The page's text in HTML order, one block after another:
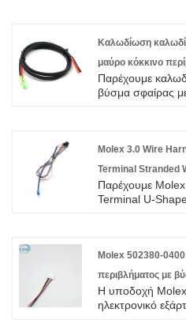
καλύπτοντας το
της Ασίας, της
Περιμένουμε να
συνεργάτης σας
σύρματα για να
Connectors Wire
Καλωδίωση
μαύρο κόκκινο
προσαρμόσιμα
Παρέχουμε
βύσμα σφαίρας
την κατασκευή
χρόνια,
Αμερικής.
μακροπρόθεσμος
Molex 3.0 Wire
Terminal Stranded
Παρέχουμε
Terminal U-
κατασκευή
καλύπτοντας το
της Ασίας, της
Περιμένουμε να
συνεργάτης σας
Molex 502380-
περιβλήματος με
σύνδεσης
Η υποδοχή Molex
ηλεκτρονικό